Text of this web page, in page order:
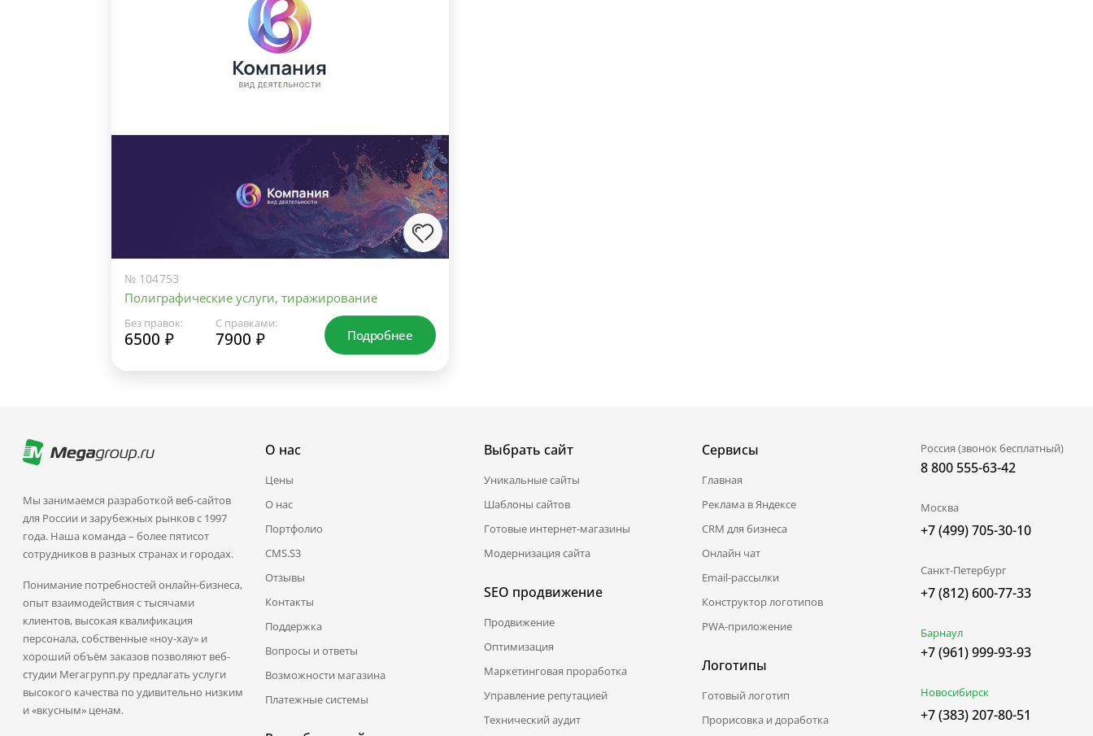
№ 104753
Полиграфические услуги, тиражирование
Без правок:
6500 ₽
С правками:
7900 ₽ Подробнее
Мы занимаемся разработкой веб-сайтов
для России и зарубежных рынков с 1997
года. Наша команда – более пятисот
сотрудников в разных странах и городах.
Понимание потребностей онлайн-бизнеса,
опыт взаимодействия с тысячами
клиентов, высокая квалификация
персонала, собственные «ноу-хау» и
хороший объём заказов позволяют веб-
студии Мегагрупп.ру предлагать услуги
высокого качества по удивительно низким
и «вкусным» ценам.
О нас
Цены
О нас
Портфолио
CMS.S3
Отзывы
Контакты
Поддержка
Вопросы и ответы
Возможности магазина
Платежные системы
Выбрать сайт
Уникальные сайты
Шаблоны сайтов
Готовые интернет-магазины
Модернизация сайта
SEO продвижение
Продвижение
Оптимизация
Маркетинговая проработка
Управление репутацией
Технический аудит
Сервисы
Главная
Реклама в Яндексе
CRM для бизнеса
Онлайн чат
Email-рассылки
Конструктор логотипов
PWA-приложение
Логотипы
Готовый логотип
Прорисовка и доработка
Россия (звонок бесплатный)
8 800 555-63-42
Москва
+7 (499) 705-30-10
Санкт-Петербург
+7 (812) 600-77-33
Барнаул
+7 (961) 999-93-93
Новосибирск
+7 (383) 207-80-51